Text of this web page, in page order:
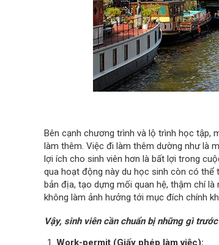
Bên cạnh chương trình và lộ trình học tập,
làm thêm. Việc đi làm thêm dường như là
lợi ích cho sinh viên hơn là bất lợi trong
qua hoạt động này du học sinh còn có thể
bản địa, tạo dựng mối quan hệ, thậm chí
không làm ảnh hưởng tới mục đích chính
Vậy, sinh viên cần chuẩn bị những gì
Work-permit (Giấy phép làm việc):